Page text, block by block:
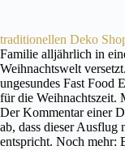
traditionellen Deko
Familie alljährlich in
Weihnachtswelt
ungesundes Fast Food
für die Weihnachtszeit.
Der Kommentar einer
ab, dass dieser Ausflug
entspricht. Noch mehr: